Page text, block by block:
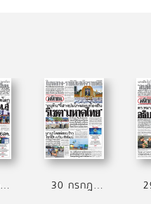
3 สิงหาคม 2569 30 กรกฎาคม 2569